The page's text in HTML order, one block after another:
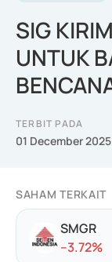
SIG
UNTUK
TERBIT PADA
01 December 2025
SAHAM TERKAIT
SMGR
--3.72%